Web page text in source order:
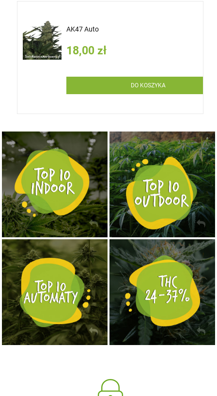
AK47 Auto
18,00 zł
DO KOSZYKA
NASIONA MARIHUANY TOP 10 INDOOR
KUP TERAZ NASIONA MARIHUANY TOP 10 OUTDOOR
KUP TERAZ
NASIONA MARIHUANY TOP 10 AUTOFLOWERING
KUP TERAZ MOCNE ODMIANY MARIHUANY THC OD 24 - 37%
KUP TERAZ